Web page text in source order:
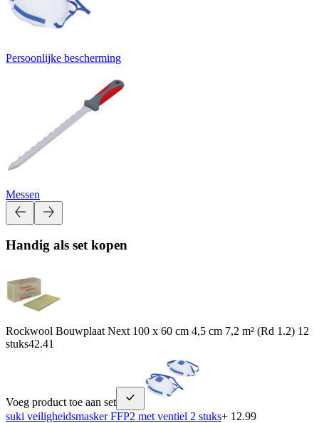
Persoonlijke bescherming
Messen
Handig als set kopen
Rockwool Bouwplaat Next 100 x 60 cm 4,5 cm 7,2 m² (Rd 1.2) 12
stuks42.41
Voeg product toe aan set
suki veiligheidsmasker FFP2 met ventiel 2 stuks+ 12.99